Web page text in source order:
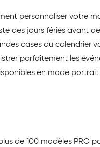
personnaliser votre
des jours fériés avant
cases du calendrier
parfaitement les
en mode
de 100 modèles PRO